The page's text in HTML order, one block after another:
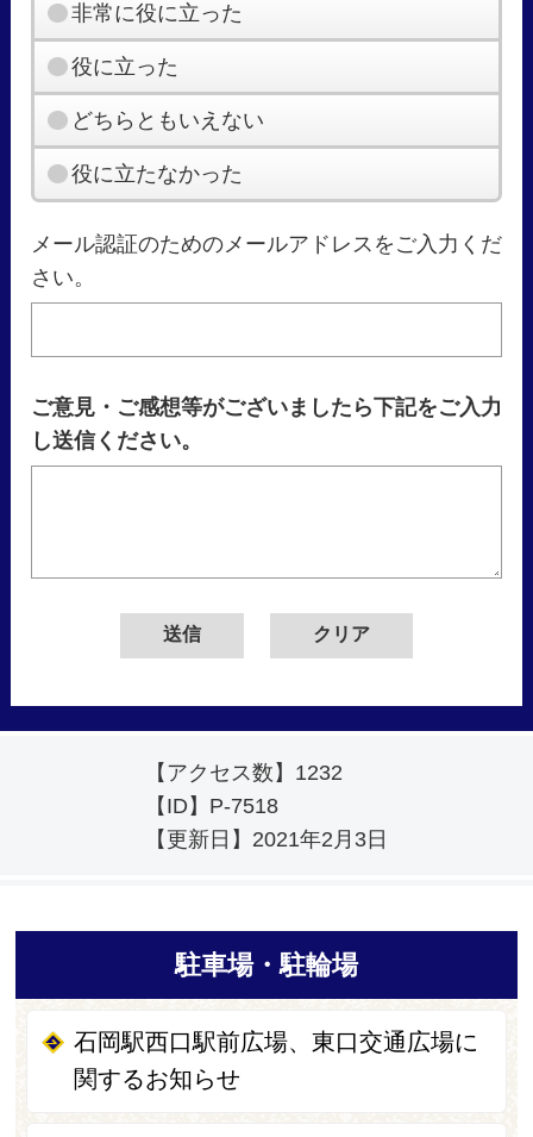
非常に役に立った
役に立った
どちらともいえない
役に立たなかった
メール認証のためのメールアドレスをご入力くだ
さい。
ご意見・ご感想等がございましたら下記をご入力
し送信ください。
【アクセス数】 1232
【ID】 P-7518
【更新日】 2021年2月3日
駐車場・駐輪場
石岡駅西口駅前広場、東口交通広場に
関するお知らせ